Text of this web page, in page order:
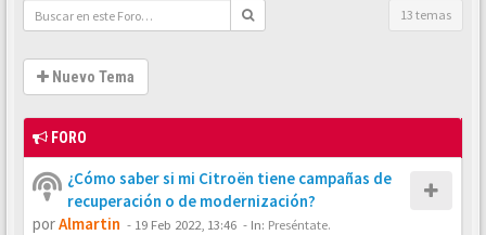
13 temas
Nuevo Tema
FORO
¿Cómo saber si mi Citroën tiene campañas de
recuperación o de modernización?
porAlmartin - 19 Feb 2022, 13:46 - In: Preséntate.